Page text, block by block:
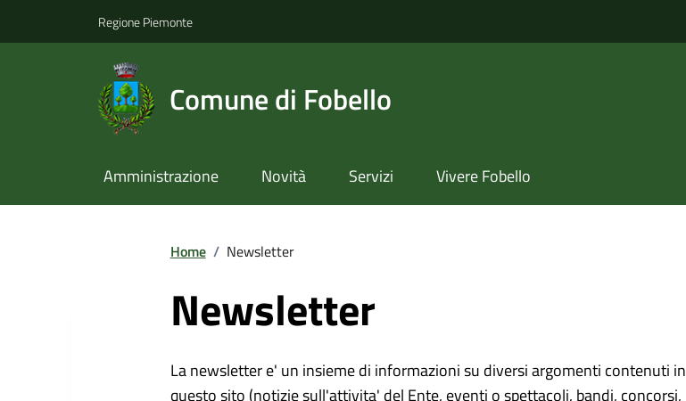
Regione Piemonte
Comune di Fobello
Amministrazione Novità Servizi Vivere Fobello
Home / Newsletter
Newsletter
La newsletter e' un insieme di informazioni su diversi argomenti contenuti in
questo sito (notizie sull'attivita' del Ente, eventi o spettacoli, bandi, concorsi,